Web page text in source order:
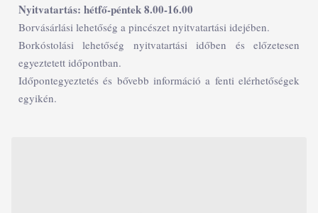
Nyitvatartás: hétfő-péntek 8.00-16.00
Borvásárlási lehetőség a pincészet nyitvatartási idejében.
Borkóstolási lehetőség nyitvatartási időben és előzetesen
egyeztetett időpontban.
Időpontegyeztetés és bővebb információ a fenti elérhetőségek
egyikén.